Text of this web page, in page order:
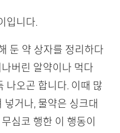
입니다.
둔 약 상자를 정리하다
버린 알약이나 먹다
나오곤 합니다. 이때 많
거나, 물약은 싱크대
심코 행한 이 행동이